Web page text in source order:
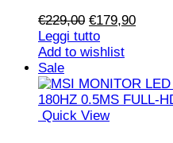
€229,00 Il
prezzo
originale
€229,00.
€179,90Il
Leggi tutto
Add to wishlist
Sale
Quick View